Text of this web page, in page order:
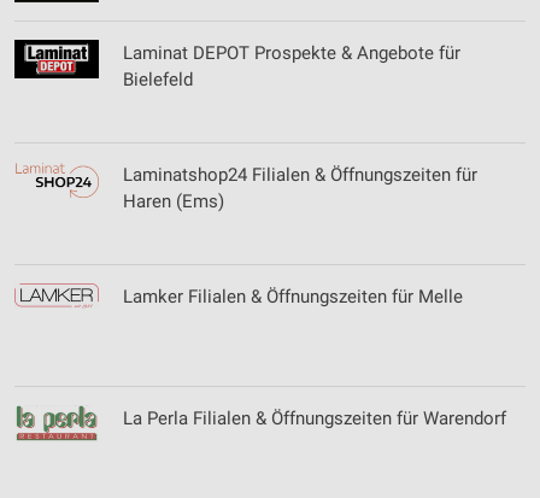
Laminat DEPOT Prospekte & Angebote für
Bielefeld
Laminatshop24 Filialen & Öffnungszeiten für
Haren (Ems)
Lamker Filialen & Öffnungszeiten für Melle
La Perla Filialen & Öffnungszeiten für Warendorf